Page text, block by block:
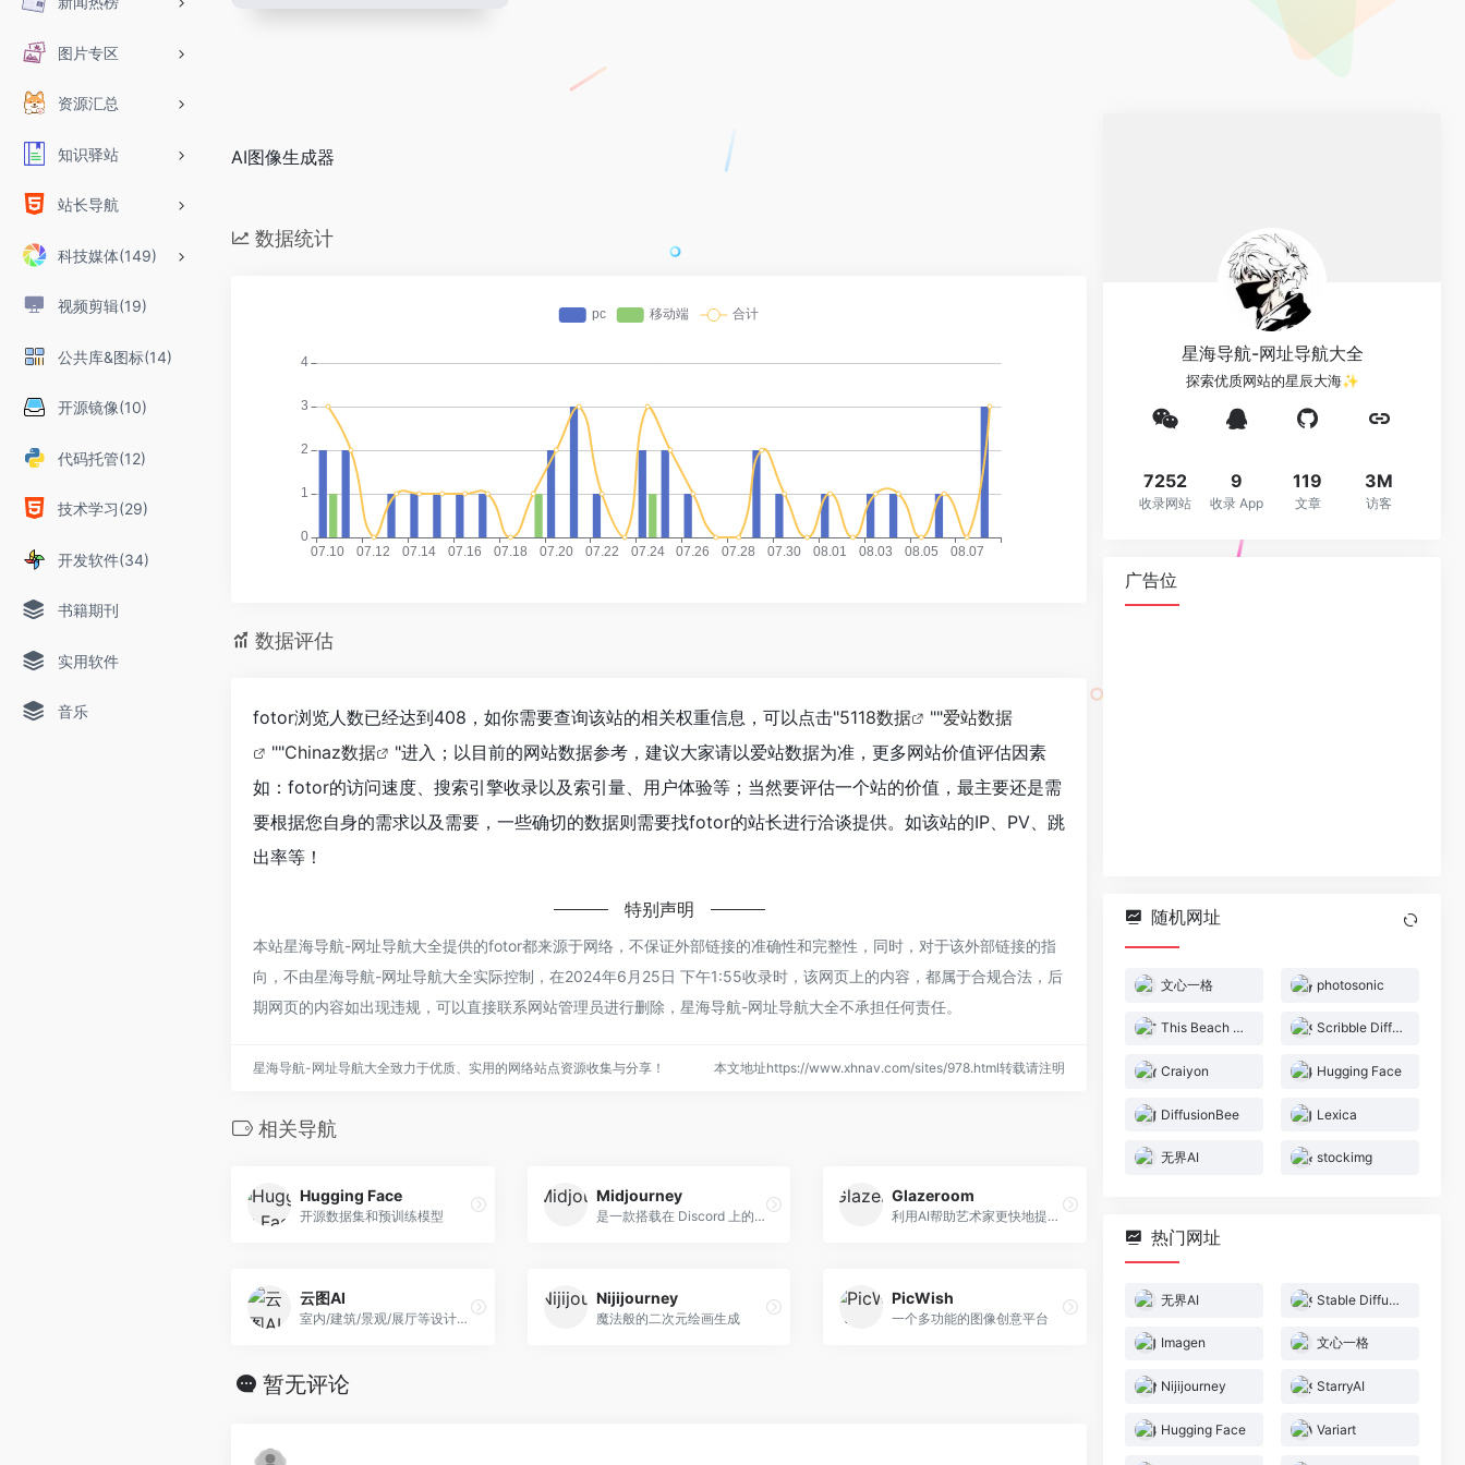
图片专区
资源汇总
知识驿站
站长导航
科技媒体(149)
视频剪辑(19)
公共库&图标(14)
开源镜像(10)
代码托管(12)
技术学习(29)
开发软件(34)
书籍期刊
实用软件
音乐
AI图像生成器
数据统计
数据评估
fotor浏览人数已经达到408，如你需要查询该站的相关权重信息，可以点击"5118数据 ""爱站数据
""Chinaz数据
"进入；以目前的网站数据参考，建议大家请以爱站数据为准，更多网站价值评估因素
如：fotor的访问速度、搜索引擎收录以及索引量、用户体验等；当然要评估一个站的价值，最主要还是需
要根据您自身的需求以及需要，一些确切的数据则需要找fotor的站长进行洽谈提供。如该站的IP、PV、跳
出率等！
特别声明
本站星海导航-网址导航大全提供的fotor都来源于网络，不保证外部链接的准确性和完整性，同时，对于该外部链接的指
向，不由星海导航-网址导航大全实际控制，在2024年6月25日 下午1:55收录时，该网页上的内容，都属于合规合法，后
期网页的内容如出现违规，可以直接联系网站管理员进行删除，星海导航-网址导航大全不承担任何责任。
星海导航-网址导航大全致力于优质、实用的网络站点资源收集与分享！ 本文地址https://www.xhnav.com/sites/978.html转载请注明
相关导航
Hugging Face
开源数据集和预训练模型
Midjourney
是一款搭载在 Discord 上的人工智能绘画聊天工具
Glazeroom
利用AI帮助艺术家更快地提供更好的艺术作品
云图AI
室内/建筑/景观/展厅等设计师Ai绘图平台
Nijijourney
魔法般的二次元绘画生成
PicWish
一个多功能的图像创意平台
暂无评论
星海导航-网址导航大全
探索优质网站的星辰大海✨
7252
收录网站
9
收录 App
119
文章
3M
访客
广告位
随机网址
文心一格 photosonic
This Beach Does Not Exist Scribble Diffusion
Craiyon Hugging Face
DiffusionBee Lexica
无界AI stockimg
热门网址
无界AI Stable Diffusion
Imagen 文心一格
Nijijourney StarryAI
Hugging Face Variart